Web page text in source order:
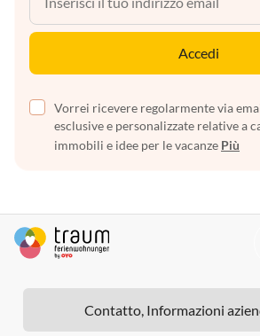
Accedi
Vorrei ricevere regolarmente via
esclusive e personalizzate relative a
immobili e idee per le vacanze Più
Contatto, Informazioni